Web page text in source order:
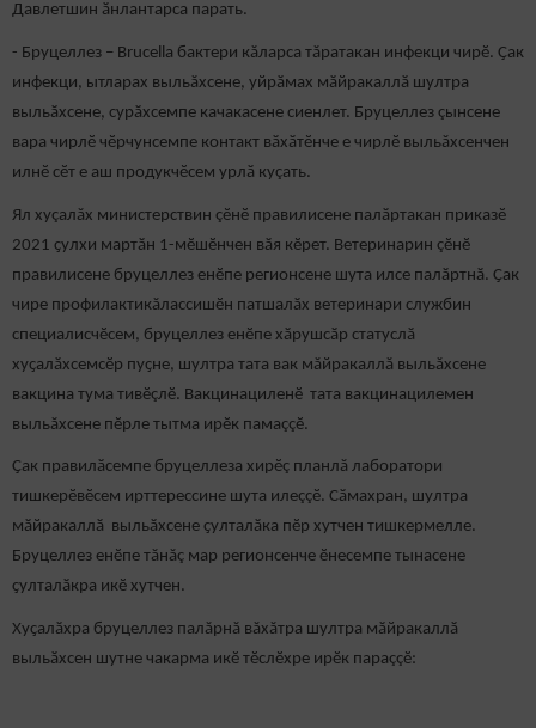
Давлетшин ӑнлантарса парать.
- Бруцеллез – Brucella бактери кăларса тăратакан инфекци чирӗ. Ҫак
инфекци, ытларах выльăхсене, уйрӑмах мӑйракаллӑ шултра
выльӑхсене, сурӑхсемпе качакасене сиенлет. Бруцеллез çынсене
вара чирлӗ чӗрчунсемпе контакт вӑхӑтӗнче е чирлӗ выльăхсенчен
илнӗ сӗт е аш продукчӗсем урлӑ куçать.
Ял хуçалăх министерствин çӗнӗ правилисене палӑртакан приказӗ
2021 ҫулхи мартӑн 1-мӗшӗнчен вӑя кӗрет. Ветеринарин çӗнӗ
правилисене бруцеллез енӗпе регионсене шута илсе палӑртнӑ. Ҫак
чире профилактикăлассишӗн патшалӑх ветеринари службин
специалисчӗсем, бруцеллез енӗпе хӑрушсӑр статуслӑ
хуҫалӑхсемсӗр пуҫне, шултра тата вак мăйракаллă выльăхсене
вакцина тума тивӗçлӗ. Вакцинациленӗ тата вакцинацилемен
выльăхсене пӗрле тытма ирӗк памаççӗ.
Ҫак правилӑсемпе бруцеллеза хирӗç планлă лаборатори
тишкерӗвӗсем ирттерессине шута илеççӗ. Сӑмахран, шултра
мӑйракаллӑ выльӑхсене ҫулталӑка пӗр хутчен тишкермелле.
Бруцеллез енӗпе тăнăç мар регионсенче ӗнесемпе тынасене
ҫулталӑкра икӗ хутчен.
Хуҫалӑхра бруцеллез палăрнă вăхăтра шултра мӑйракаллӑ
выльӑхсен шутне чакарма икӗ тӗслӗхре ирӗк параççӗ: